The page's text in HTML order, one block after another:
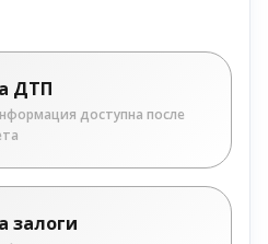
ДТП
доступна после
залоги